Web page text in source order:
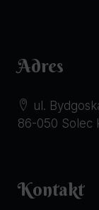
Adres
ul.
86-050 Solec
Kontakt